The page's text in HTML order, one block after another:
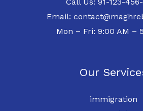
Email:
Mon – Fri: 9:00 AM –
Our
immigration